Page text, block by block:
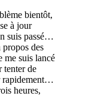
bientôt,
à jour
suis passé…
des
me suis lancé
tenter de
rapidement…
heures,